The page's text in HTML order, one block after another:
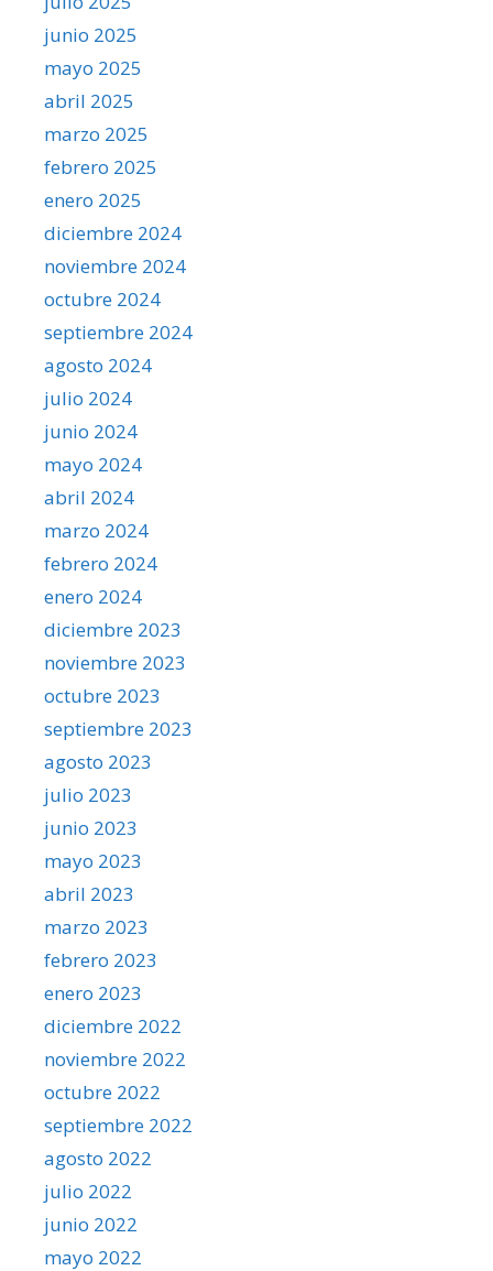
junio 2025
mayo 2025
abril 2025
marzo 2025
febrero 2025
enero 2025
diciembre 2024
noviembre 2024
octubre 2024
septiembre 2024
agosto 2024
julio 2024
junio 2024
mayo 2024
abril 2024
marzo 2024
febrero 2024
enero 2024
diciembre 2023
noviembre 2023
octubre 2023
septiembre 2023
agosto 2023
julio 2023
junio 2023
mayo 2023
abril 2023
marzo 2023
febrero 2023
enero 2023
diciembre 2022
noviembre 2022
octubre 2022
septiembre 2022
agosto 2022
julio 2022
junio 2022
mayo 2022